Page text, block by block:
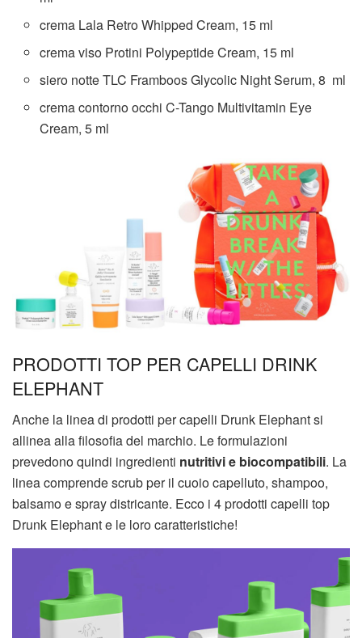
crema Lala Retro Whipped Cream, 15 ml
crema viso Protini Polypeptide Cream, 15 ml
siero notte TLC Framboos Glycolic Night Serum, 8 ml
crema contorno occhi C-Tango Multivitamin Eye
Cream, 5 ml
PRODOTTI TOP PER CAPELLI DRINK
ELEPHANT
Anche la linea di prodotti per capelli Drunk Elephant si
allinea alla filosofia del marchio. Le formulazioni
prevedono quindi ingredienti nutritivi e biocompatibili. La
linea comprende scrub per il cuoio capelluto, shampoo,
balsamo e spray districante. Ecco i 4 prodotti capelli top
Drunk Elephant e le loro caratteristiche!